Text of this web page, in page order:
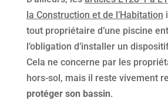
la Construction et de l’Habitation
tout propriétaire d’une piscine
l’obligation d’installer un
Cela ne concerne par les
hors-sol, mais il reste vivement
protéger son bassin.